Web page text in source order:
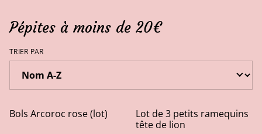
Pépites à moins de 20€
TRIER PAR
Bols Arcoroc rose (lot)
Lot de 3 petits ramequins
tête de lion